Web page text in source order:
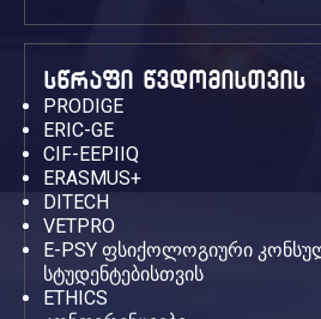
სწრაფი წვდომისთვის
PRODIGE
ERIC-GE
CIF-EEPIIQ
ERASMUS+
DITECH
VETPRO
E-PSY ფსიქოლოგიური
სტუდენტებისთვის
ETHICS